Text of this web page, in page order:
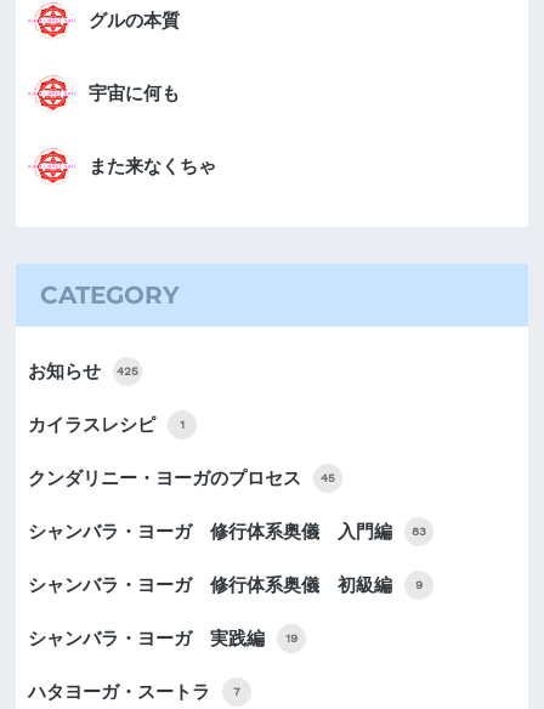
グルの本質
宇宙に何も
また来なくちゃ
CATEGORY
お知らせ 425
カイラスレシピ 1
クンダリニー・ヨーガのプロセス 45
シャンバラ・ヨーガ 修行体系奥儀 入門編 83
シャンバラ・ヨーガ 修行体系奥儀 初級編 9
シャンバラ・ヨーガ 実践編 19
ハタヨーガ・スートラ 7